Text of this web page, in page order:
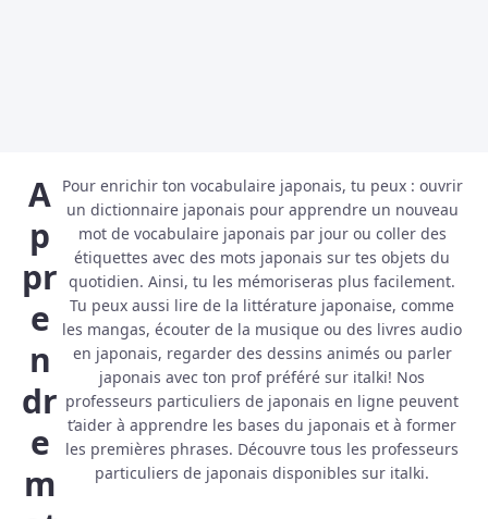
A
p
pr
e
n
dr
e
m
Pour enrichir ton vocabulaire japonais, tu peux : ouvrir
un dictionnaire japonais pour apprendre un nouveau
mot de vocabulaire japonais par jour ou coller des
étiquettes avec des mots japonais sur tes objets du
quotidien. Ainsi, tu les mémoriseras plus facilement.
Tu peux aussi lire de la littérature japonaise, comme
les mangas, écouter de la musique ou des livres audio
en japonais, regarder des dessins animés ou parler
japonais avec ton prof préféré sur italki! Nos
professeurs particuliers de japonais en ligne peuvent
t’aider à apprendre les bases du japonais et à former
les premières phrases. Découvre tous les professeurs
particuliers de japonais disponibles sur italki.